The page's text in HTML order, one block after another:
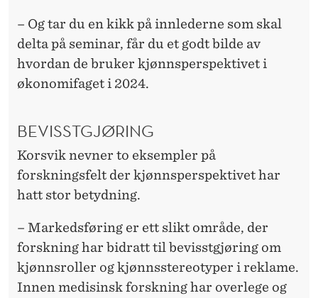
– Og tar du en kikk på innlederne som skal
delta på seminar, får du et godt bilde av
hvordan de bruker kjønnsperspektivet i
økonomifaget i 2024.
BEVISSTGJØRING
Korsvik nevner to eksempler på
forskningsfelt der kjønnsperspektivet har
hatt stor betydning.
– Markedsføring er ett slikt område, der
forskning har bidratt til bevisstgjøring om
kjønnsroller og kjønnsstereotyper i reklame.
Innen medisinsk forskning har overlege og